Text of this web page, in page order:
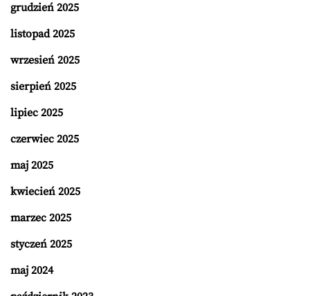
grudzień 2025
listopad 2025
wrzesień 2025
sierpień 2025
lipiec 2025
czerwiec 2025
maj 2025
kwiecień 2025
marzec 2025
styczeń 2025
maj 2024